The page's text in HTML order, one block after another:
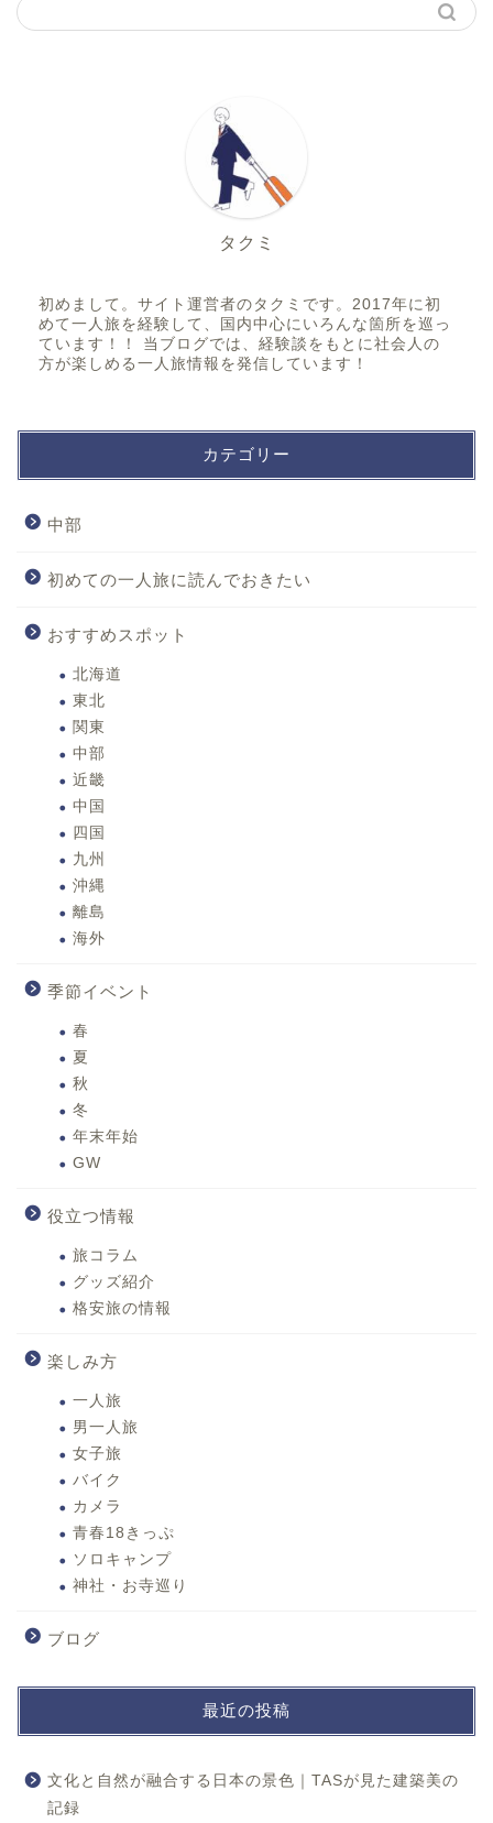
タクミ
初めまして。サイト運営者のタクミです。2017年に初
めて一人旅を経験して、国内中心にいろんな箇所を巡っ
ています！！ 当ブログでは、経験談をもとに社会人の
方が楽しめる一人旅情報を発信しています！
カテゴリー
中部
初めての一人旅に読んでおきたい
おすすめスポット
北海道
東北
関東
中部
近畿
中国
四国
九州
沖縄
離島
海外
季節イベント
春
夏
秋
冬
年末年始
GW
役立つ情報
旅コラム
グッズ紹介
格安旅の情報
楽しみ方
一人旅
男一人旅
女子旅
バイク
カメラ
青春18きっぷ
ソロキャンプ
神社・お寺巡り
ブログ
最近の投稿
文化と自然が融合する日本の景色｜TASが見た建築美の
記録